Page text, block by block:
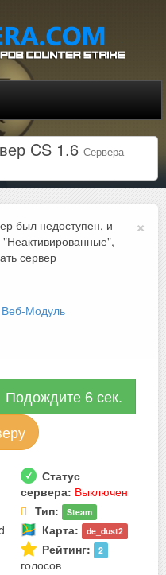
CS 1.6 Сервера
×
был недоступен, и
сервер
Веб-Модуль
Подождите 6 сек.
Статус
сервера: Выключен
Тип: Steam
Карта: de_dust2
Рейтинг: 2
голосов